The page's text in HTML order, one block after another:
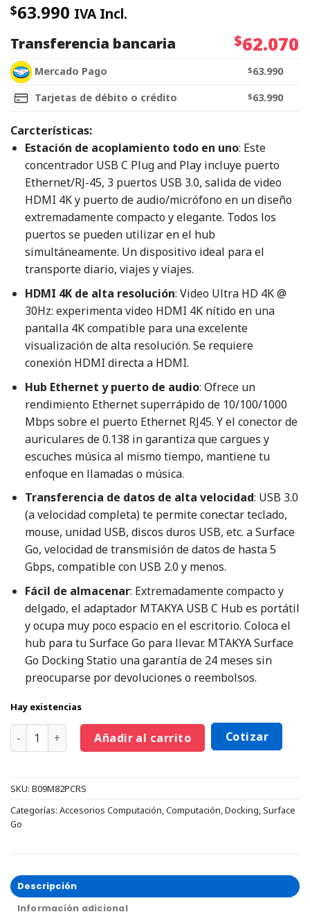
$63.990 IVA Incl.
Transferencia bancaria
$62.070
Mercado Pago $63.990
Tarjetas de débito o crédito
$63.990
Carcterísticas:
Estación de acoplamiento todo en uno: Este
concentrador USB C Plug and Play incluye puerto
Ethernet/RJ-45, 3 puertos USB 3.0, salida de video
HDMI 4K y puerto de audio/micrófono en un diseño
extremadamente compacto y elegante. Todos los
puertos se pueden utilizar en el hub
simultáneamente. Un dispositivo ideal para el
transporte diario, viajes y viajes.
HDMI 4K de alta resolución: Video Ultra HD 4K @
30Hz: experimenta video HDMI 4K nítido en una
pantalla 4K compatible para una excelente
visualización de alta resolución. Se requiere
conexión HDMI directa a HDMI.
Hub Ethernet y puerto de audio: Ofrece un
rendimiento Ethernet superrápido de 10/100/1000
Mbps sobre el puerto Ethernet RJ45. Y el conector de
auriculares de 0.138 in garantiza que cargues y
escuches música al mismo tiempo, mantiene tu
enfoque en llamadas o música.
Transferencia de datos de alta velocidad: USB 3.0
(a velocidad completa) te permite conectar teclado,
mouse, unidad USB, discos duros USB, etc. a Surface
Go, velocidad de transmisión de datos de hasta 5
Gbps, compatible con USB 2.0 y menos.
Fácil de almacenar: Extremadamente compacto y
delgado, el adaptador MTAKYA USB C Hub es portátil
y ocupa muy poco espacio en el escritorio. Coloca el
hub para tu Surface Go para llevar. MTAKYA Surface
Go Docking Statio una garantía de 24 meses sin
preocuparse por devoluciones o reembolsos.
Hay existencias
Añadir al carrito Cotizar
SKU: B09M82PCRS
Categorías: Accesorios Computación,Computación,Docking,Surface
Go
Descripción
Información adicional